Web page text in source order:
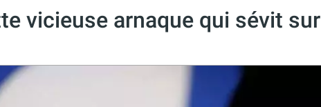
vicieuse arnaque qui sévit sur